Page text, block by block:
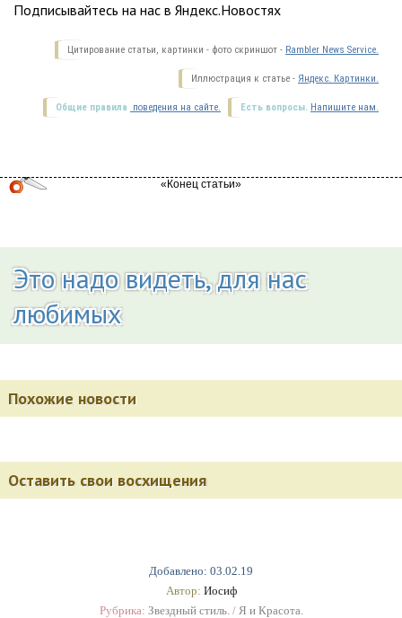
Добавлено: 03.02.19
Автор: Иосиф
Рубрика: Звездный стиль./ Я и Красота.
Подписывайтесь на нас в Яндекс.Новостях
Цитирование статьи, картинки - фото скриншот - Rambler News Service.
Иллюстрация к статье - Яндекс. Картинки.
Есть вопросы. Напишите нам.
Общие правила поведения на сайте.
Это надо видеть, для нас
любимых
Похожие новости
Оставить свои восхищения